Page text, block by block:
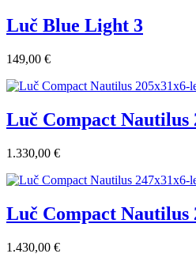
Luč Blue Light 3
149,00 €
Luč Compact Nautilus
1.330,00 €
Luč Compact Nautilus
1.430,00 €